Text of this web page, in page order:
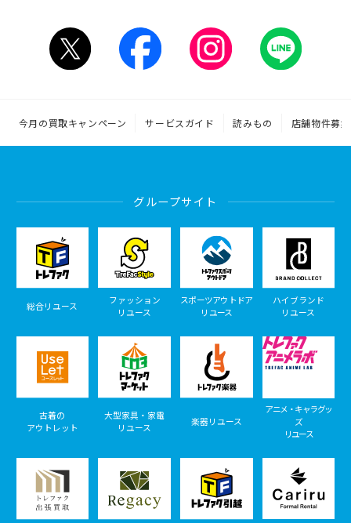
今月の買取キャンペーン サービスガイド 読みもの 店舗物件募集
グループサイト
総合リユース
ファッション
リユース
スポーツアウトドア
リユース
ハイブランド
リユース
古着の
アウトレット
大型家具・家電
リユース
楽器リユース
アニメ・キャラグッ
ズ
リユース